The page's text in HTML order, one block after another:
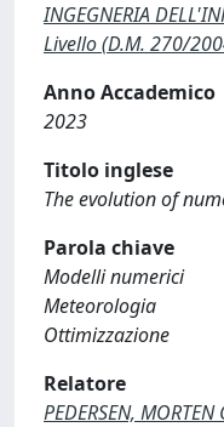
INGEGNERIA
Livello (D.M. 270/
Anno Accademico
2023
Titolo inglese
The evolution of
Parola chiave
Modelli numerici
Meteorologia
Ottimizzazione
Relatore
PEDERSEN, MORTEN